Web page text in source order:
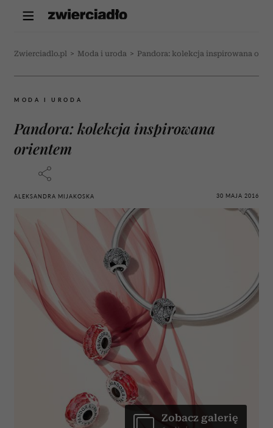
Zwierciadlo.pl > Moda i uroda > Pandora: kolekcja inspirowana
MODA I URODA
Pandora: kolekcja inspirowana
orientem
ALEKSANDRA MIJAKOSKA 30 MAJA 2016
Zobacz galerię